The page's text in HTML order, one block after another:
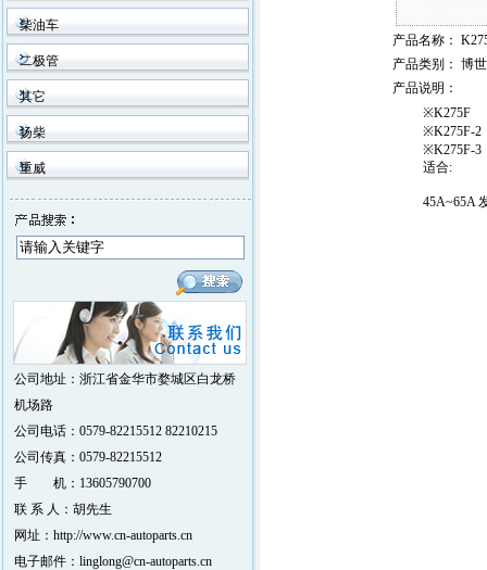
柴油车
二极管
其它
扬柴
重威
公司地址：浙江省金华市婺城区白龙桥
机场路
公司电话：0579-82215512 82210215
公司传真：0579-82215512
手 机：13605790700
联 系 人：胡先生
网址：http://www.cn-autoparts.cn
电子邮件：linglong@cn-autoparts.cn
产品名称 ：
产品类别 ： 博世
产品说明 ：
※K275F
※K275F-2
※K275F-3
适合:
45A~65A